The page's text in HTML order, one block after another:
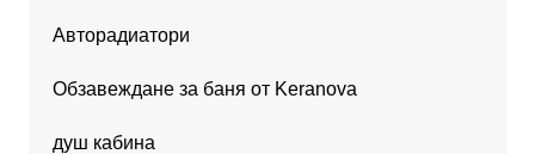
Авторадиатори
Обзавеждане за баня от Keranova
душ кабина